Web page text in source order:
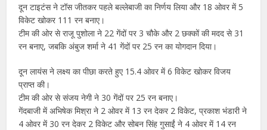
दून टाइटंस ने टॉस जीतकर पहले बल्लेबाजी का निर्णय लिया और 18 ओवर में 5
विकेट खोकर 111 रन बनाए।
टीम की ओर से राजू पुशोला ने 22 गेंदों पर 3 चौके और 2 छक्कों की मदद से 31
रन बनाए, जबकि अंबुज शर्मा ने 41 गेंदों पर 25 रन का योगदान दिया।
दून लायंस ने लक्ष्य का पीछा करते हुए 15.4 ओवर में 6 विकेट खोकर विजय
प्राप्त की।
टीम की ओर से संजय नेगी ने 30 गेंदों पर 25 रन बनाए।
गेंदबाजी में अभिषेक मिश्रा ने 2 ओवर में 13 रन देकर 2 विकेट, प्रकाश भंडारी ने
4 ओवर में 30 रन देकर 2 विकेट और सोबन सिंह गुसाईं ने 4 ओवर में 14 रन